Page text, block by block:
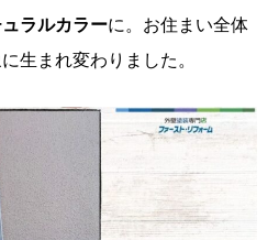
ラルカラーに。お住まい全体
生まれ変わりました。